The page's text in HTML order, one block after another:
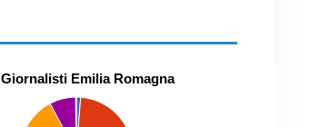
Giornalisti Emilia Romagna